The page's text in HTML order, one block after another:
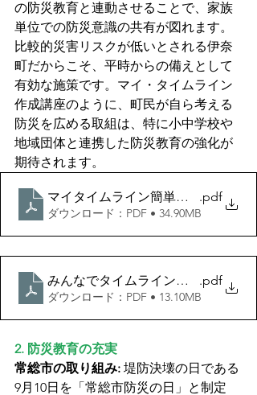
の防災教育と連動させることで、家族
単位での防災意識の共有が図れます。
比較的災害リスクが低いとされる伊奈
町だからこそ、平時からの備えとして
有効な施策です。マイ・タイムライン
作成講座のように、町民が自ら考える
防災を広める取組は、特に小中学校や
地域団体と連携した防災教育の強化が
期待されます。
マイタイムライン簡単検討ガイド_
.pdf
ダウンロード：PDF • 34.90MB
みんなでタイムラインプロジェクト
.pdf
ダウンロード：PDF • 13.10MB
2. 防災教育の充実
常総市の取り組み: 堤防決壊の日である
9月10日を「常総市防災の日」と制定